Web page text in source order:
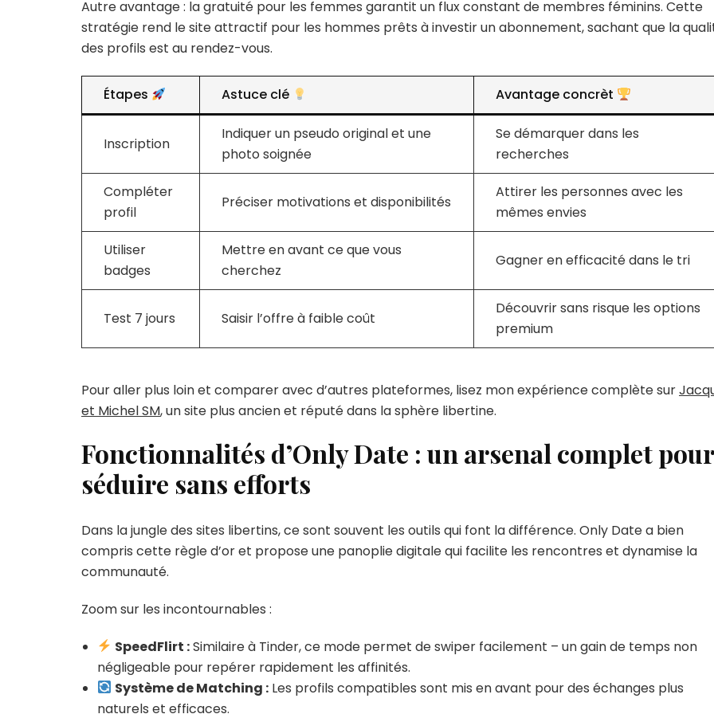
Autre avantage : la gratuité pour les femmes garantit un flux constant de membres féminins. Cette
stratégie rend le site attractif pour les hommes prêts à investir un abonnement, sachant que la
des profils est au rendez-vous.
Étapes Astuce clé Avantage concrèt
Inscription
Indiquer un pseudo original et une
photo soignée
Se démarquer dans les
recherches
Compléter
profil
Préciser motivations et disponibilités
Attirer les personnes avec les
mêmes envies
Utiliser
badges
Mettre en avant ce que vous
cherchez
Gagner en efficacité dans le tri
Test 7 jours Saisir l’offre à faible coût
Découvrir sans risque les options
premium
Pour aller plus loin et comparer avec d’autres plateformes, lisez mon expérience complète sur
et Michel SM, un site plus ancien et réputé dans la sphère libertine.
Fonctionnalités d’Only Date : un arsenal complet pour
séduire sans efforts
Dans la jungle des sites libertins, ce sont souvent les outils qui font la différence. Only Date a bien
compris cette règle d’or et propose une panoplie digitale qui facilite les rencontres et dynamise la
communauté.
Zoom sur les incontournables :
SpeedFlirt :Similaire à Tinder, ce mode permet de swiper facilement – un gain de temps non
négligeable pour repérer rapidement les affinités.
Système de Matching : Les profils compatibles sont mis en avant pour des échanges plus
naturels et efficaces.